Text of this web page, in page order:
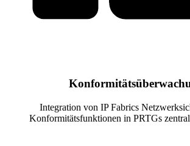
Integration von IP Fabrics
Konformitätsfunktionen in PRTGs